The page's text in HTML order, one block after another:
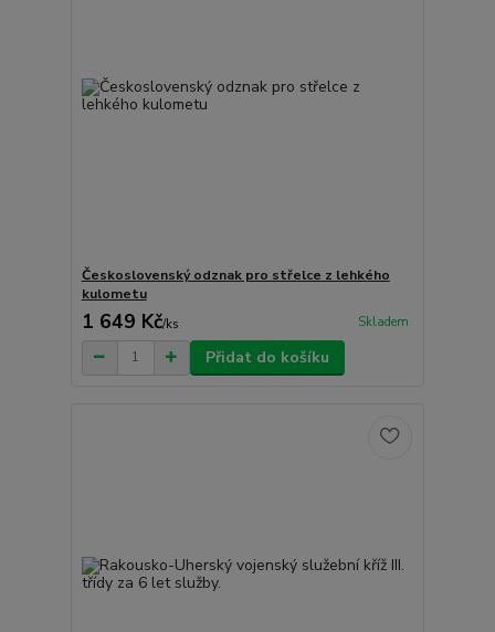
Československý odznak pro střelce z lehkého
kulometu
1 649 Kč/ks Skladem
Přidat do košíku